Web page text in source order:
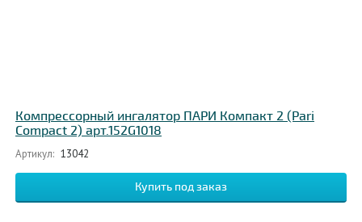
Компрессорный ингалятор ПАРИ Компакт 2 (Pari
Compact 2) арт.152G1018
Артикул: 13042